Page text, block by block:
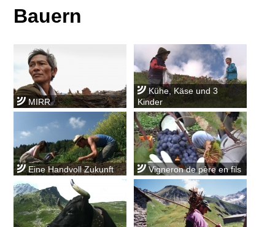
Bauern
MIRR
Kühe, Käse und 3
Kinder
Eine Handvoll Zukunft Vigneron de père en fils